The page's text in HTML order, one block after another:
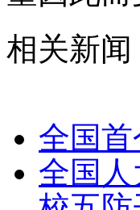
相关新闻
全国
全国